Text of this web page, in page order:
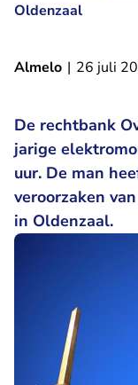
Oldenzaal
Almelo | 26 juli
De rechtbank
jarige
uur. De man
veroorzaken
in Oldenzaal.